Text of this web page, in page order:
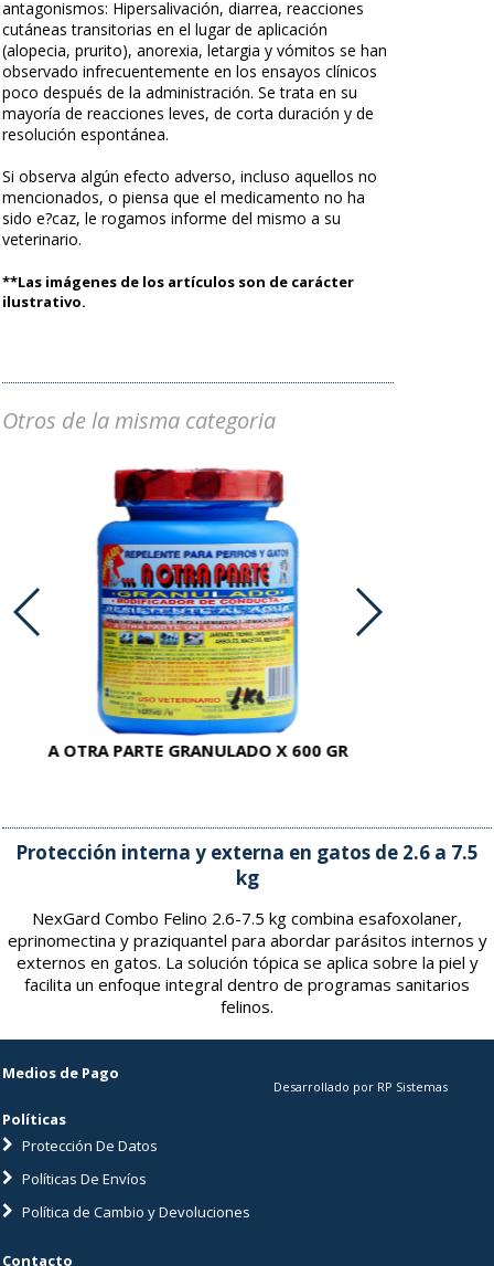
antagonismos: Hipersalivación, diarrea, reacciones
cutáneas transitorias en el lugar de aplicación
(alopecia, prurito), anorexia, letargia y vómitos se han
observado infrecuentemente en los ensayos clínicos
poco después de la administración. Se trata en su
mayoría de reacciones leves, de corta duración y de
resolución espontánea.
Si observa algún efecto adverso, incluso aquellos no
mencionados, o piensa que el medicamento no ha
sido e?caz, le rogamos informe del mismo a su
veterinario.
**Las imágenes de los artículos son de carácter
ilustrativo.
Otros de la misma categoria
A OTRA PARTE GRANULADO X 600 GR
Protección interna y externa en gatos de 2.6 a 7.5
kg
NexGard Combo Felino 2.6-7.5 kg combina esafoxolaner,
eprinomectina y praziquantel para abordar parásitos internos y
externos en gatos. La solución tópica se aplica sobre la piel y
facilita un enfoque integral dentro de programas sanitarios
felinos.
Medios de Pago
Políticas
Protección De Datos
Políticas De Envíos
Política de Cambio y Devoluciones
Desarrollado por RP Sistemas
Contacto